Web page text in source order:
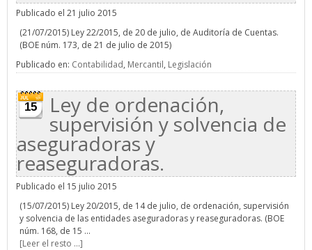
Publicado el 21 julio 2015
(21/07/2015) Ley 22/2015, de 20 de julio, de Auditoría de Cuentas.
(BOE núm. 173, de 21 de julio de 2015)
Publicado en: Contabilidad, Mercantil, Legislación
15 Ley de ordenación,
supervisión y solvencia de
aseguradoras y
reaseguradoras.
Publicado el 15 julio 2015
(15/07/2015) Ley 20/2015, de 14 de julio, de ordenación, supervisión
y solvencia de las entidades aseguradoras y reaseguradoras. (BOE
núm. 168, de 15 ...
[Leer el resto ...]